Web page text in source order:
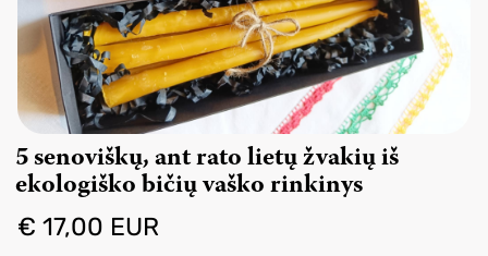
5 senoviškų, ant rato lietų žvakių iš
ekologiško bičių vaško rinkinys
€ 17,00 EUR